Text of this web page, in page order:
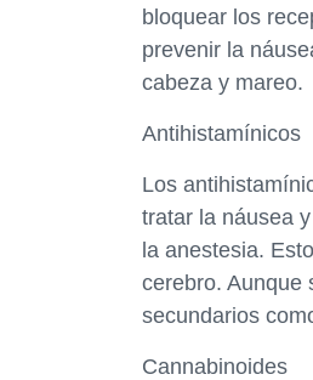
bloquear los
prevenir la
cabeza y mareo.
Antihistamínicos
Los
tratar la náusea
la anestesia.
cerebro. Aunque
secundarios
Cannabinoides